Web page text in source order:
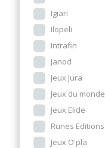
Igiari
Ilopeli
Intrafin
Janod
Jeux Jura
Jeux du monde
Jeux Elide
Runes Editions
Jeux O'pla